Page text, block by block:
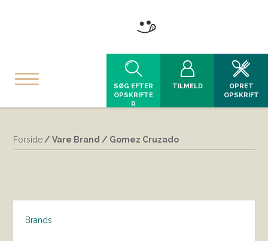
SØG EFTER
OPSKRIFTE
R
TILMELD
OPRET
OPSKRIFT
Forside / Vare Brand / Gomez Cruzado
Brands